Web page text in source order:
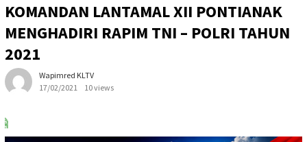
KOMANDAN LANTAMAL XII PONTIANAK
MENGHADIRI RAPIM TNI – POLRI TAHUN
2021
Wapimred KLTV
17/02/2021
10 views